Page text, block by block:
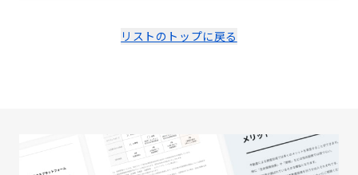
リストのトップに戻る